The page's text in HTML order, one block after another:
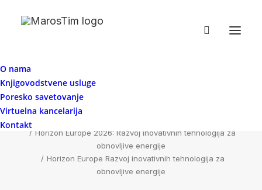
O nama
Knjigovodstvene usluge
Poresko savetovanje
Virtuelna kancelarija
Kontakt
Horizon Europe Razvoj inovativnih
tehnologija za obnovljive energije
Horizon Europe 2026: Razvoj inovativnih tehnologija za
obnovljive energije
Horizon Europe Razvoj inovativnih tehnologija za
obnovljive energije